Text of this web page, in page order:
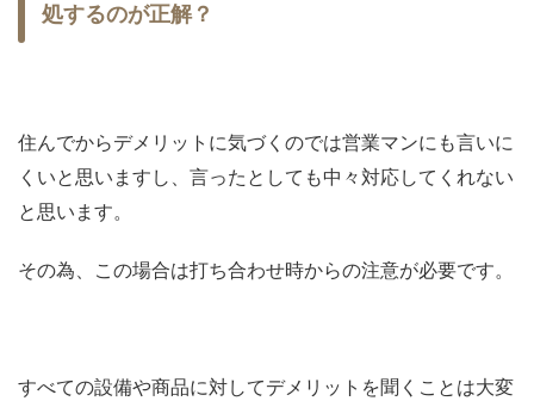
処するのが正解？
住んでからデメリットに気づくのでは営業マンにも言いに
くいと思いますし、言ったとしても中々対応してくれない
と思います。
その為、この場合は打ち合わせ時からの注意が必要です。
すべての設備や商品に対してデメリットを聞くことは大変